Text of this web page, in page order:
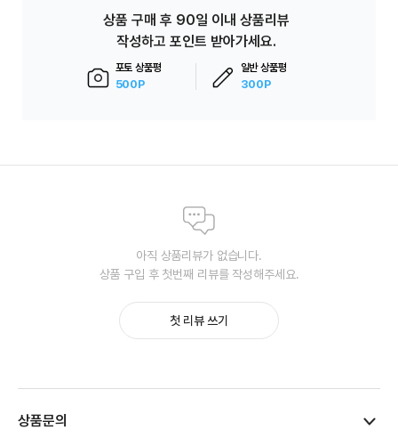
상품 구매 후 90일 이내 상품리뷰
작성하고 포인트 받아가세요.
포토 상품평
500P
일반 상품평
300P
아직 상품리뷰가 없습니다.
상품 구입 후 첫번째 리뷰를 작성해주세요.
첫 리뷰 쓰기
상품문의